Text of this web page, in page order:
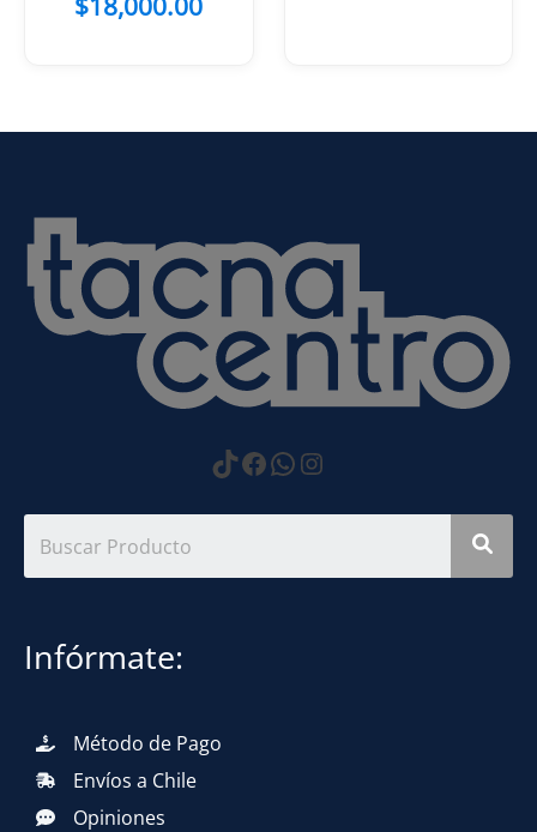
https://
Facebook
WhatsApp
Instagram
Infórmate:
Método de Pago
Envíos a Chile
Opiniones